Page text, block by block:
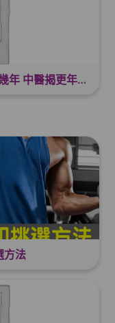
更年期保養無感?忽略呢點隨時捱多幾年 中醫揭更年保養關鍵 輕鬆舒適渡過更年期
方法